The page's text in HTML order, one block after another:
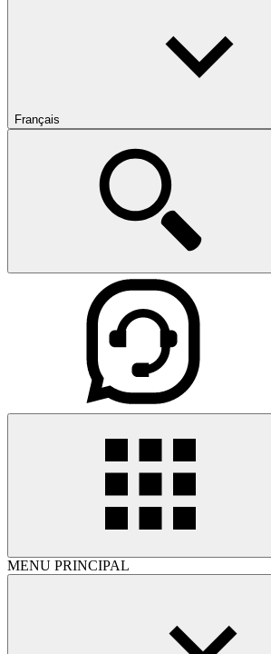
Français
MENU PRINCIPAL